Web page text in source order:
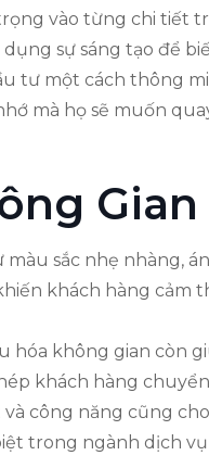
vào từng chi tiết
sự sáng tạo để
tư một cách thông
mà họ sẽ muốn
sắc nhẹ nhàng,
khách hàng cảm
hóa không gian còn
khách hàng
công năng cũng
trong ngành dịch